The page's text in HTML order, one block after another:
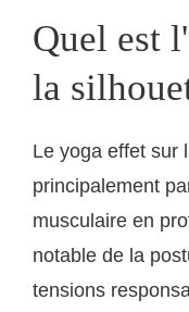
Quel est
la
Le yoga effet sur
principalement
musculaire en
notable de la
tensions